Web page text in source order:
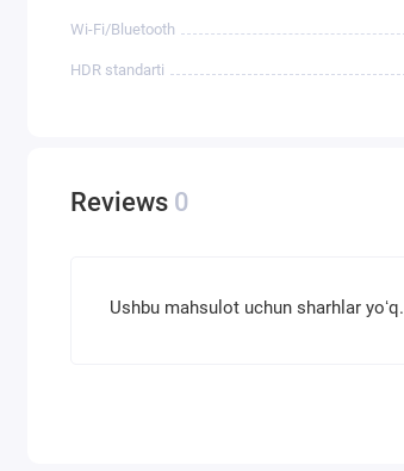
Wi-Fi/Bluetooth
HDR standarti
Reviews 0
Ushbu mahsulot uchun sharhlar yoʻq.